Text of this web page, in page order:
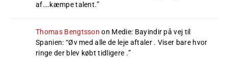
af….kæmpe talent.”
Thomas Bengtsson on Medie: Bayindir på vej til
Spanien: “Øv med alle de leje aftaler . Viser bare hvor
ringe der blev købt tidligere .”